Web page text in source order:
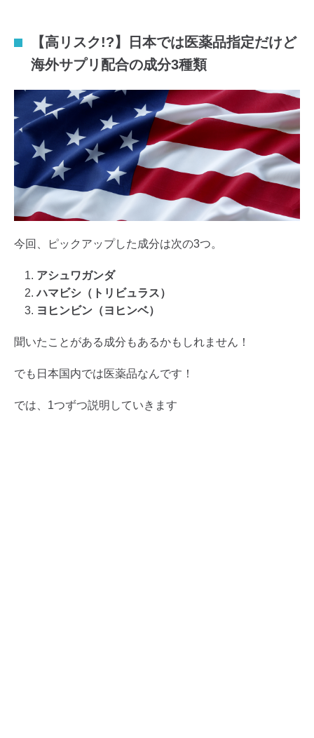
【高リスク!?】日本では医薬品指定だけど
海外サプリ配合の成分3種類
今回、ピックアップした成分は次の3つ。
アシュワガンダ
ハマビシ（トリビュラス）
ヨヒンビン（ヨヒンベ）
聞いたことがある成分もあるかもしれません！
でも日本国内では医薬品なんです！
では、1つずつ説明していきます